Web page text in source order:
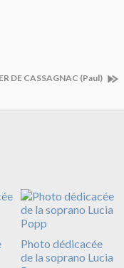
DE CASSAGNAC (Paul)
Photo dédicacée
de la soprano Lucia